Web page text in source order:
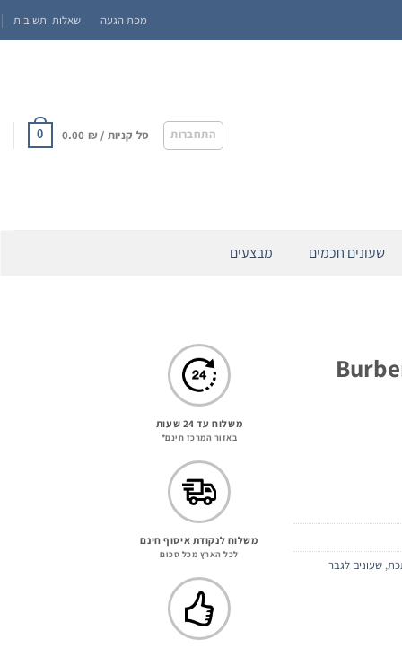
מפת הגעה שאלות ותשובות
התחברות סל קניות / 0.00 ₪
0
שעונים חכמים מבצעים
, שעונים לגבר
משלוח עד 24 שעות
באזור המרכז חינם*
משלוח לנקודת איסוף חינם
לכל הארץ מכל סכום